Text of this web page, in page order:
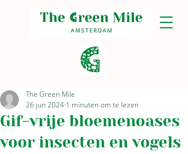
Gif-vrije bloemenoases
voor insecten en vogels
The Green Mile
26 jun 2024 1 minuten om te lezen